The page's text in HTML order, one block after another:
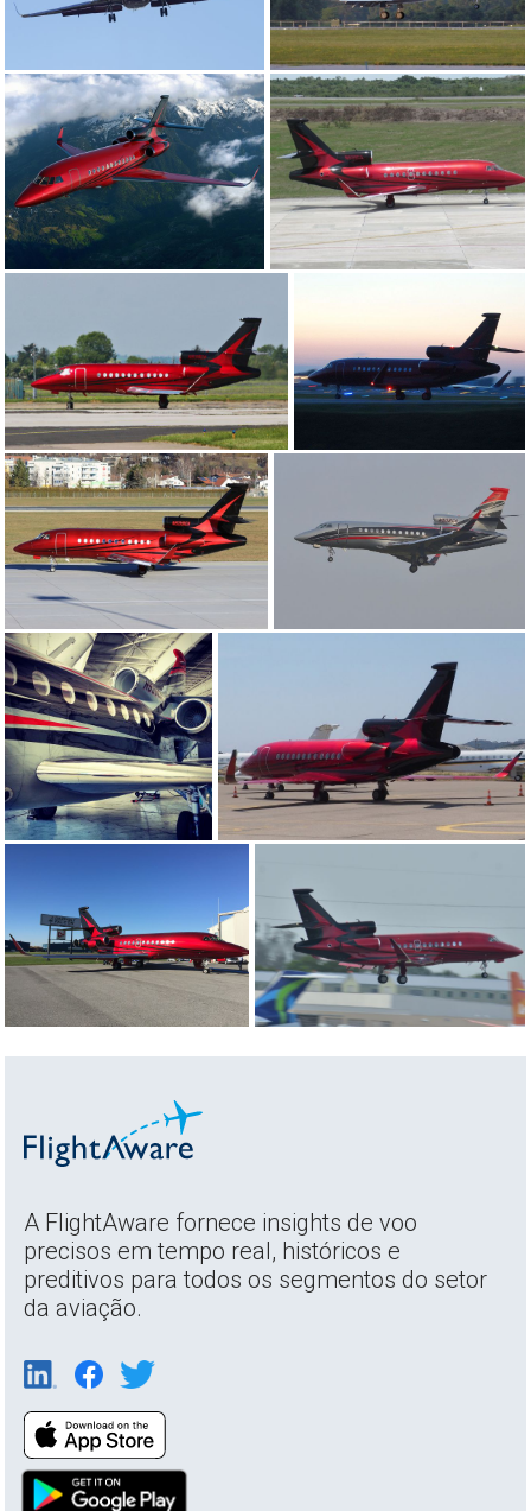
A FlightAware fornece insights de voo
precisos em tempo real, históricos e
preditivos para todos os segmentos do setor
da aviação.